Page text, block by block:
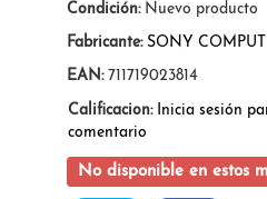
Condición: Nuevo producto
Fabricante: SONY
EAN: 711719023814
Calificacion: Inicia sesión
comentario
No disponible en estos